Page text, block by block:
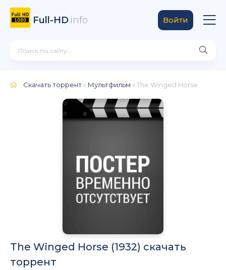
Full-HD.info Войти
Скачать торрент » Мультфильм » The Winged Horse
The Winged Horse (1932) скачать
торрент